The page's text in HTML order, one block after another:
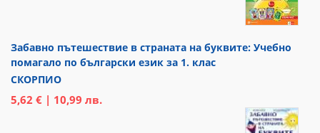
Забавно пътешествие в страната на буквите: Учебно
помагало по български език за 1. клас
СКОРПИО
5,62 € | 10,99 лв.